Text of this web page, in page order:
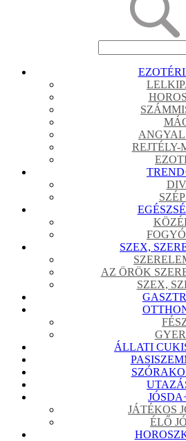
REJTÉLY-
TREND
SZEX,
AZ ÖRÖK
SZEX,
ÁLLATI
JÓSDA
JÁTÉKOS
ÉLŐ